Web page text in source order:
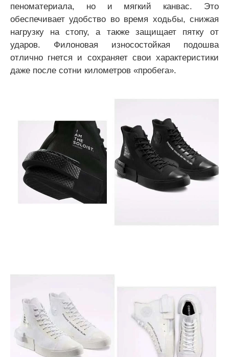
пеноматериала, но и мягкий канвас. Это
обеспечивает удобство во время ходьбы, снижая
нагрузку на стопу, а также защищает пятку от
ударов. Филоновая износостойкая подошва
отлично гнется и сохраняет свои характеристики
даже после сотни километров «пробега».